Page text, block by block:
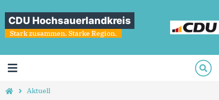
CDU Hochsauerlandkreis
Stark zusammen. Starke Region.
Aktuell